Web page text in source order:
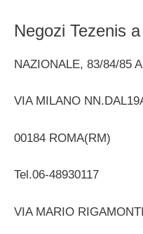
Negozi Tezenis
NAZIONALE, 83/84/85
VIA MILANO
00184 ROMA(RM)
Tel.06-48930117
VIA MARIO